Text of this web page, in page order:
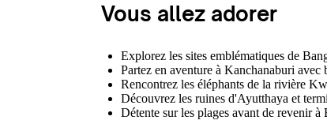
Vous allez adorer
Explorez les sites emblématiques de
Partez en aventure à Kanchanaburi avec
Rencontrez les éléphants de la rivière
Découvrez les ruines d'Ayutthaya et
Détente sur les plages avant de revenir